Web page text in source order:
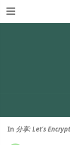
In 分享: Let's